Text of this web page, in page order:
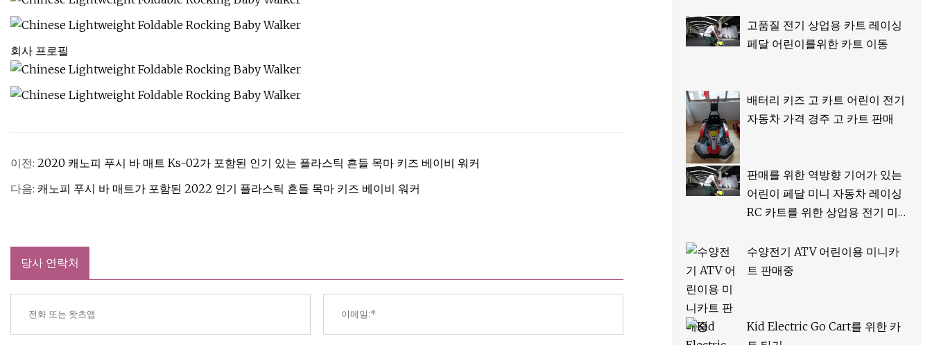
회사 프로필
이전: 2020 캐노피 푸시 바 매트 Ks-02가 포함된 인기 있는 플라스틱 흔들 목마 키즈 베이비 워커
다음: 캐노피 푸시 바 매트가 포함된 2022 인기 플라스틱 흔들 목마 키즈 베이비 워커
당사 연락처
고품질 전기 상업용 카트 레이싱
페달 어린이를위한 카트 이동
배터리 키즈 고 카트 어린이 전기
자동차 가격 경주 고 카트 판매
판매를 위한 역방향 기어가 있는
어린이 페달 미니 자동차 레이싱
RC 카트를 위한 상업용 전기 미
수양전기 ATV 어린이용 미니카
트 판매중
Kid Electric Go Cart를 위한 카